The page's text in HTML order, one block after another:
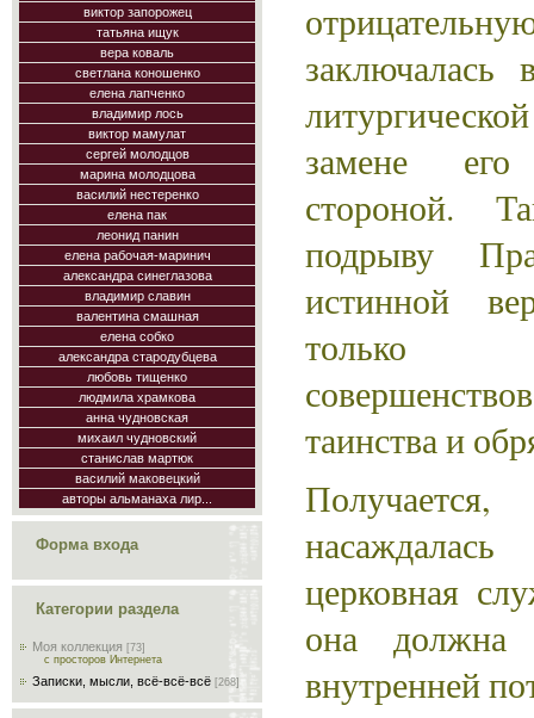
виктор запорожец
татьяна ищук
вера коваль
светлана коношенко
елена лапченко
владимир лось
виктор мамулат
сергей молодцов
марина молодцова
василий нестеренко
елена пак
леонид панин
елена рабочая-маринич
александра синеглазова
владимир славин
валентина смашная
елена собко
александра стародубцева
любовь тищенко
людмила храмкова
анна чудновская
михаил чудновский
станислав мартюк
василий маковецкий
авторы альманаха лир...
Форма входа
Категории раздела
Моя коллекция [73]
с просторов Интернета
Записки, мысли, всё-всё-всё [268]
заключалась
замене
стороной.
подрыву
истинной
таинства и
Получается,
церковная
она
внутренней